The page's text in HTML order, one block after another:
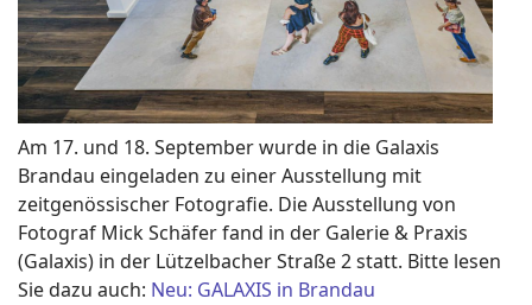
Am 17. und 18. September wurde in die Galaxis
Brandau eingeladen zu einer Ausstellung mit
zeitgenössischer Fotografie. Die Ausstellung von
Fotograf Mick Schäfer fand in der Galerie & Praxis
(Galaxis) in der Lützelbacher Straße 2 statt. Bitte lesen
Sie dazu auch: Neu: GALAXIS in Brandau